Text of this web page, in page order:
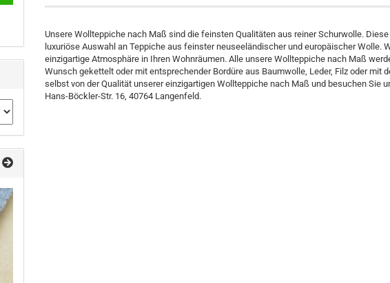
Unsere Wollteppiche nach Maß sind die feinsten Qualitäten aus reiner Schurwolle.
luxuriöse Auswahl an Teppiche aus feinster neuseeländischer und europäischer
einzigartige Atmosphäre in Ihren Wohnräumen. Alle unsere Wollteppiche nach Maß
Wunsch gekettelt oder mit entsprechender Bordüre aus Baumwolle, Leder, Filz oder mit
selbst von der Qualität unserer einzigartigen Wollteppiche nach Maß und besuchen Sie
Hans-Böckler-Str. 16, 40764 Langenfeld.